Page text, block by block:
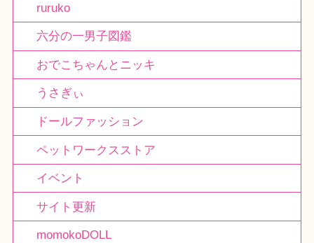
ruruko
六分の一男子図鑑
おでこちゃんとニッキ
うさぎぃ
ドールファッション
ペットワークスストア
イベント
サイト更新
momokoDOLL